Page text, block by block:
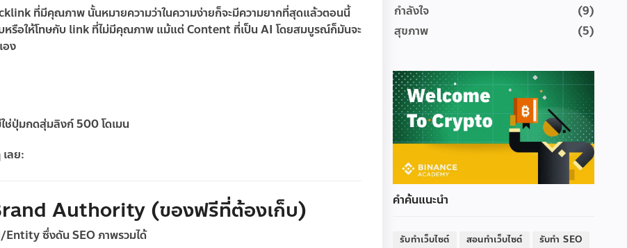
ที่มีคุณภาพ นั้นหมายความว่าในความง่ายก็จะมีความยากที่สุดแล้วตอนนี้
หรือให้โทษกับ link ที่ไม่มีคุณภาพ แม้แต่ Content ที่เป็น AI โดยสมบูรณ์ก็มันจะ
อง
ช่ปุ่มกดสุ่มลิงก์ 500 โดเมน
ลย:
Authority (ของฟรีที่ต้องเก็บ)
ซึ่งดัน SEO ภาพรวมได้
กำลังใจ
(9)
สุขภาพ
(5)
คำค้นแนะนำ
รับทำเว็บไซต์ สอนทำเว็บไซต์
รับทำ SEO